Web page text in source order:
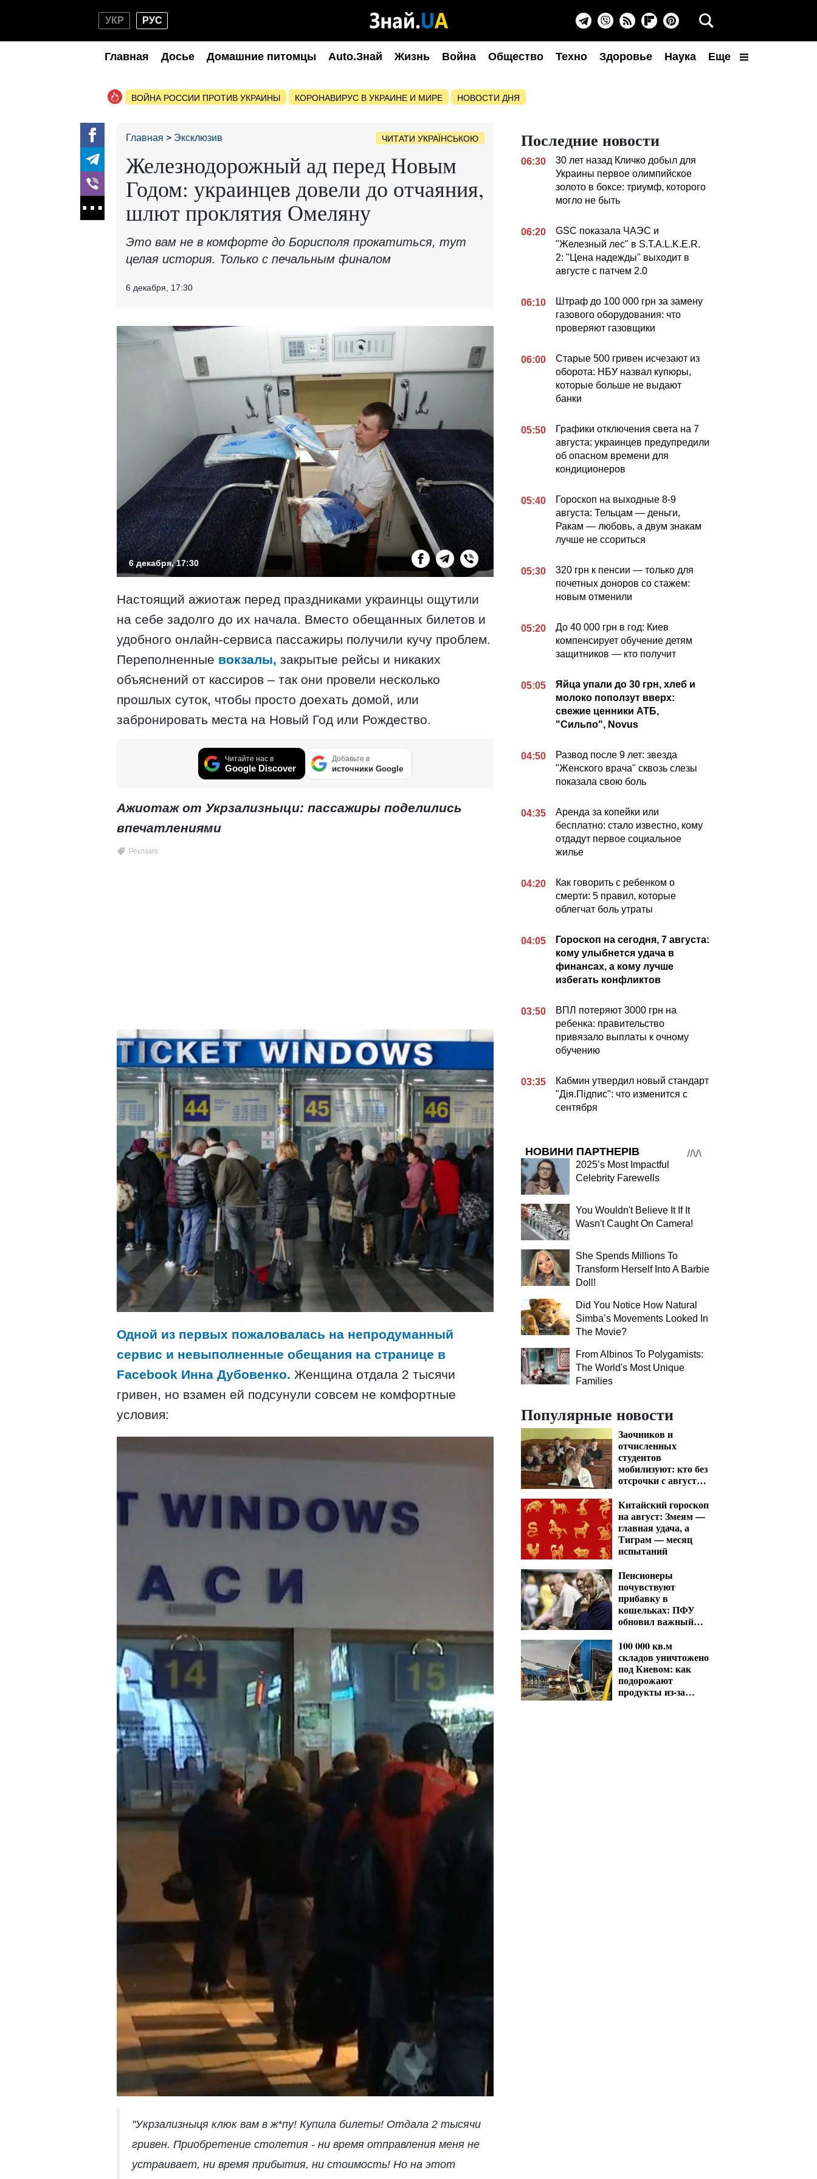
УКР РУС
Главная Досье Домашние питомцы Auto.Знай Жизнь Война Общество Техно Здоровье Наука Еще
ВОЙНА РОССИИ ПРОТИВ УКРАИНЫ КОРОНАВИРУС В УКРАИНЕ И МИРЕ НОВОСТИ ДНЯ
Главная Эксклюзив ЧИТАТИ УКРАЇНСЬКОЮ
Железнодорожный ад перед Новым
Годом: украинцев довели до отчаяния,
шлют проклятия Омеляну
Это вам не в комфорте до Борисполя прокатиться, тут
целая история. Только с печальным финалом
6 декабря, 17:30
6 декабря, 17:30
Настоящий ажиотаж перед праздниками украинцы ощутили
на себе задолго до их начала. Вместо обещанных билетов и
удобного онлайн-сервиса пассажиры получили кучу проблем.
Переполненные вокзалы, закрытые рейсы и никаких
объяснений от кассиров – так они провели несколько
прошлых суток, чтобы просто доехать домой, или
забронировать места на Новый Год или Рождество.
Читайте нас в
Google Discover
Добавьте в
источники Google
Ажиотаж от Укрзализныци: пассажиры поделились
впечатлениями
Одной из первых пожаловалась на непродуманный
сервис и невыполненные обещания на странице в
Facebook Инна Дубовенко. Женщина отдала 2 тысячи
гривен, но взамен ей подсунули совсем не комфортные
условия:
"Укрзализныця клюк вам в ж*пу! Купила билеты! Отдала 2 тысячи
гривен. Приобретение столетия - ни время отправления меня не
устраивает, ни время прибытия, ни стоимость! Но на этот
Последние новости
06:30
30 лет назад Кличко добыл для
Украины первое олимпийское
золото в боксе: триумф, которого
могло не быть
06:20
GSC показала ЧАЭС и
"Железный лес" в S.T.A.L.K.E.R.
2: "Цена надежды" выходит в
августе с патчем 2.0
06:10
Штраф до 100 000 грн за замену
газового оборудования: что
проверяют газовщики
06:00
Старые 500 гривен исчезают из
оборота: НБУ назвал купюры,
которые больше не выдают
банки
05:50
Графики отключения света на 7
августа: украинцев предупредили
об опасном времени для
кондиционеров
05:40
Гороскоп на выходные 8-9
августа: Тельцам — деньги,
Ракам — любовь, а двум знакам
лучше не ссориться
05:30
320 грн к пенсии — только для
почетных доноров со стажем:
новым отменили
05:20
До 40 000 грн в год: Киев
компенсирует обучение детям
защитников — кто получит
05:05
Яйца упали до 30 грн, хлеб и
молоко поползут вверх:
свежие ценники АТБ,
"Сильпо", Novus
04:50
Развод после 9 лет: звезда
"Женского врача" сквозь слезы
показала свою боль
04:35
Аренда за копейки или
бесплатно: стало известно, кому
отдадут первое социальное
жилье
04:20
Как говорить с ребенком о
смерти: 5 правил, которые
облегчат боль утраты
04:05
Гороскоп на сегодня, 7 августа:
кому улыбнется удача в
финансах, а кому лучше
избегать конфликтов
03:50
ВПЛ потеряют 3000 грн на
ребенка: правительство
привязало выплаты к очному
обучению
03:35
Кабмин утвердил новый стандарт
"Дія.Підпис": что изменится с
сентября
НОВИНИ ПАРТНЕРІВ
2025’s Most Impactful
Celebrity Farewells
You Wouldn't Believe It If It
Wasn't Caught On Camera!
She Spends Millions To
Transform Herself Into A Barbie
Doll!
Did You Notice How Natural
Simba’s Movements Looked In
The Movie?
From Albinos To Polygamists:
The World's Most Unique
Families
Популярные новости
Заочников и
отчисленных
студентов
мобилизуют: кто без
отсрочки с августа
Китайский гороскоп
на август: Змеям —
главная удача, а
Тиграм — месяц
испытаний
Пенсионеры
почувствуют
прибавку в
кошельках: ПФУ
обновил важный
расчета выплат
100 000 кв.м
складов уничтожено
под Киевом: как
подорожают
продукты из-за